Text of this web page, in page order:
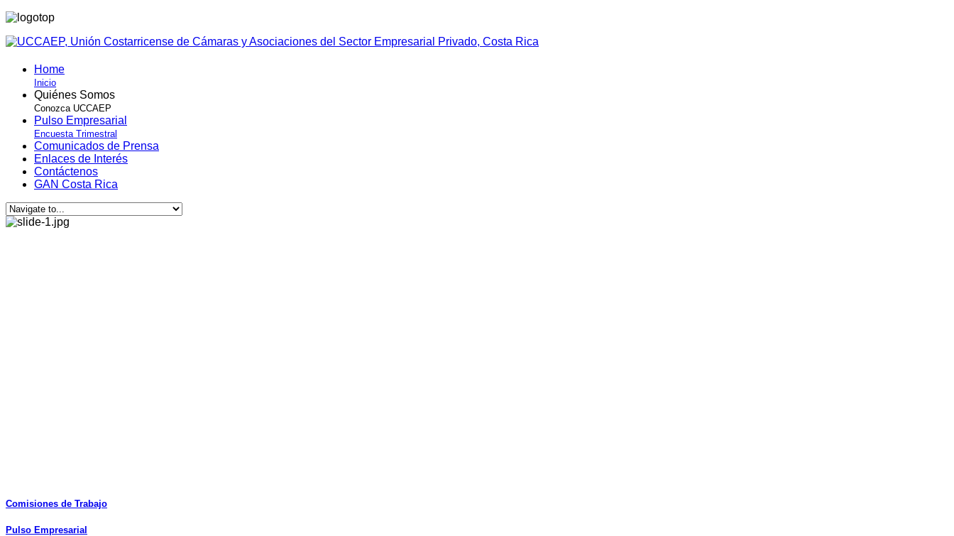
Home
Inicio
Quiénes Somos
Conozca UCCAEP
Pulso Empresarial
Encuesta Trimestral
Comunicados de Prensa
Enlaces de Interés
Contáctenos
GAN Costa Rica
Comisiones de Trabajo
Pulso Empresarial